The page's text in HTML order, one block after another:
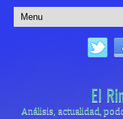
El
Análisis, actualidad,